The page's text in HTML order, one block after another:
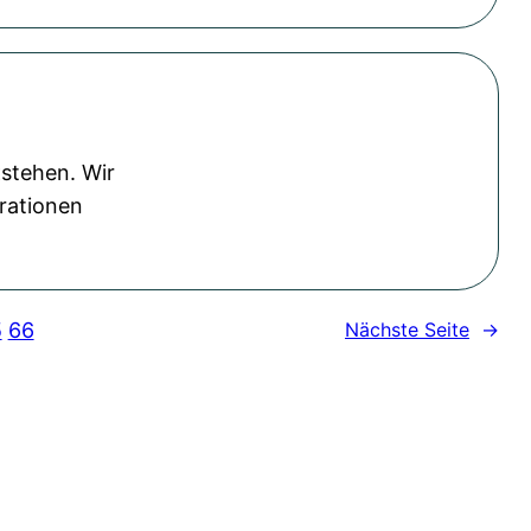
Wir
66 Nächste Seite →